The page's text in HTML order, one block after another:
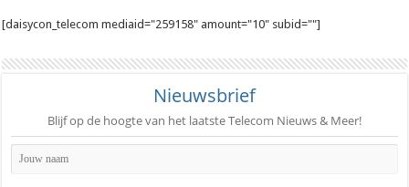
[daisycon_telecom mediaid="259158" amount="10" subid=""]
Nieuwsbrief
Blijf op de hoogte van het laatste Telecom Nieuws & Meer!